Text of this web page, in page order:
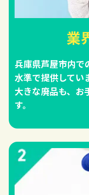
業
兵庫県芦屋市内で
水準で提供してい
大きな廃品も、お
す。